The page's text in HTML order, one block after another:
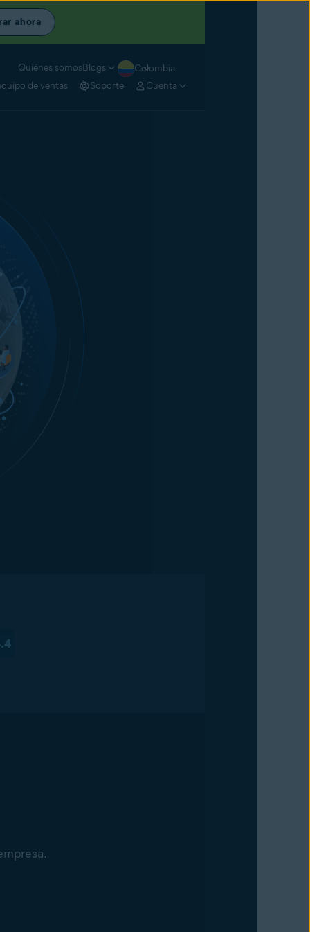
ahora
Quiénes somosBlogs
Colombia
de ventas
Soporte Cuenta